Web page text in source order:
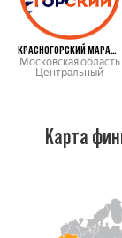
КРАСНОГОРСКИЙ МАРАФОН
Московская область
Центральный
Карта